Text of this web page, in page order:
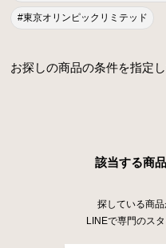
#東京オリンピックリミテッド
お探しの商品の条件を指定
該当する商
探している商品
LINEで専門のス